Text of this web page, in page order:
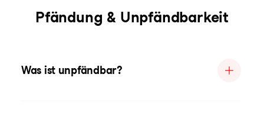
Pfändung & Unpfändbarkeit
Was ist unpfändbar?